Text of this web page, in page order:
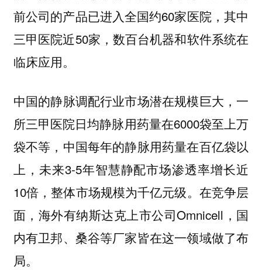
前公司的产品已进入全国约60家医院，其中
三甲医院近50家，数百台机器和软件系统在
临床应用。
中国的静脉调配行业市场潜在规模巨大，一
所三甲医院日均静脉用药量在6000袋至上万
袋不等，中国每年的静脉用药量在百亿袋以
上，未来3-5年智慧静配市场渗透率增长近
10倍，整体市场规模为千亿元级。在竞争层
面，海外有纳斯达克上市公司Omnicell，国
内有卫邦、桑谷等厂家皆在这一领域做了布
局。